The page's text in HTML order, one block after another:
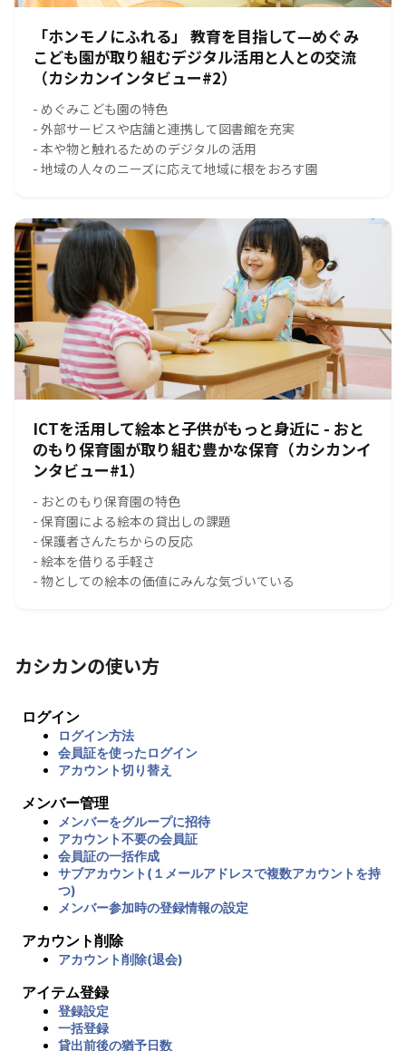
「ホンモノにふれる」 教育を目指して—めぐみ
こども園が取り組むデジタル活用と人との交流
（カシカンインタビュー#2）
- めぐみこども園の特色
- 外部サービスや店舗と連携して図書館を充実
- 本や物と触れるためのデジタルの活用
- 地域の人々のニーズに応えて地域に根をおろす園
ICTを活用して絵本と子供がもっと身近に - おと
のもり保育園が取り組む豊かな保育（カシカンイ
ンタビュー#1）
- おとのもり保育園の特色
- 保育園による絵本の貸出しの課題
- 保護者さんたちからの反応
- 絵本を借りる手軽さ
- 物としての絵本の価値にみんな気づいている
カシカンの使い方
ログイン
ログイン方法
会員証を使ったログイン
アカウント切り替え
メンバー管理
メンバーをグループに招待
アカウント不要の会員証
会員証の一括作成
サブアカウント(１メールアドレスで複数アカウントを持
つ)
メンバー参加時の登録情報の設定
アカウント削除
アカウント削除(退会)
アイテム登録
登録設定
一括登録
貸出前後の猶予日数